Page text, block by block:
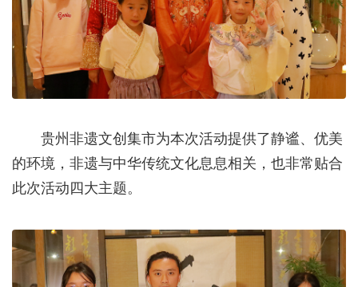
贵州非遗文创集市为本次活动提供了静谧、优美
的环境，非遗与中华传统文化息息相关，也非常贴合
此次活动四大主题。